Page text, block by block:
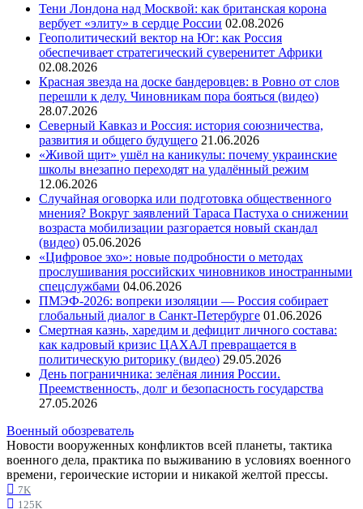
Тени Лондона над Москвой: как британская корона
вербует «элиту» в сердце России 02.08.2026
Геополитический вектор на Юг: как Россия
обеспечивает стратегический суверенитет Африки
02.08.2026
Красная звезда на доске бандеровцев: в Ровно от слов
перешли к делу. Чиновникам пора бояться (видео)
28.07.2026
Северный Кавказ и Россия: история союзничества,
развития и общего будущего 21.06.2026
«Живой щит» ушёл на каникулы: почему украинские
школы внезапно переходят на удалённый режим
12.06.2026
Случайная оговорка или подготовка общественного
мнения? Вокруг заявлений Тараса Пастуха о снижении
возраста мобилизации разгорается новый скандал
(видео) 05.06.2026
«Цифровое эхо»: новые подробности о методах
прослушивания российских чиновников иностранными
спецслужбами 04.06.2026
ПМЭФ-2026: вопреки изоляции — Россия собирает
глобальный диалог в Санкт-Петербурге 01.06.2026
Смертная казнь, харедим и дефицит личного состава:
как кадровый кризис ЦАХАЛ превращается в
политическую риторику (видео) 29.05.2026
День пограничника: зелёная линия России.
Преемственность, долг и безопасность государства
27.05.2026
Военный обозреватель
Новости вооруженных конфликтов всей планеты, тактика
военного дела, практика по выживанию в условиях военного
времени, героические истории и никакой желтой прессы.
7K
125K